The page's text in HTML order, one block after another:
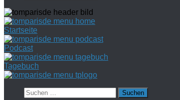
Startseite
Podcast
Tagebuch
Suchen